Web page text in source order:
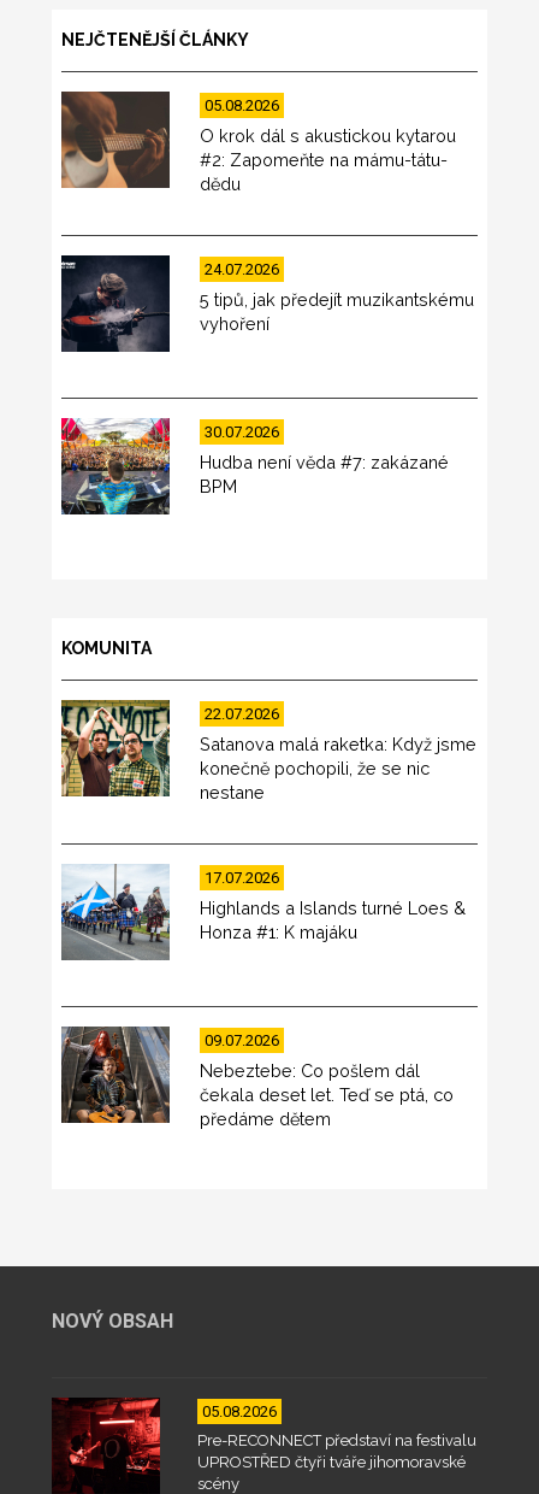
NEJČTENĚJŠÍ ČLÁNKY
05.08.2026
O krok dál s akustickou kytarou
#2: Zapomeňte na mámu-tátu-
dědu
24.07.2026
5 tipů, jak předejít muzikantskému
vyhoření
30.07.2026
Hudba není věda #7: zakázané
BPM
KOMUNITA
22.07.2026
Satanova malá raketka: Když jsme
konečně pochopili, že se nic
nestane
17.07.2026
Highlands a Islands turné Loes &
Honza #1: K majáku
09.07.2026
Nebeztebe: Co pošlem dál
čekala deset let. Teď se ptá, co
předáme dětem
NOVÝ OBSAH
05.08.2026
Pre-RECONNECT představí na festivalu
UPROSTŘED čtyři tváře jihomoravské
scény